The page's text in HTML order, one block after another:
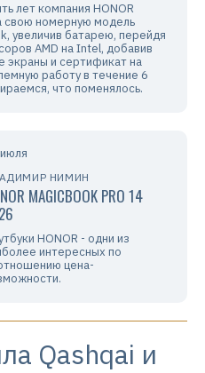
лет компания HONOR
свою номерную модель
увеличив батарею, перейдя
AMD на Intel, добавив
экраны и сертификат на
работу в течение 6
что поменялось.
НИМИН
MAGICBOOK PRO 14
HONOR - одни из
интересных по
цена-
Qashqai и